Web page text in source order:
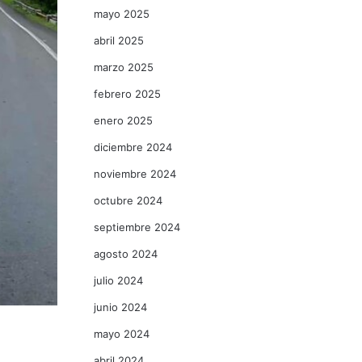
mayo 2025
abril 2025
marzo 2025
febrero 2025
enero 2025
diciembre 2024
noviembre 2024
octubre 2024
septiembre 2024
agosto 2024
julio 2024
junio 2024
mayo 2024